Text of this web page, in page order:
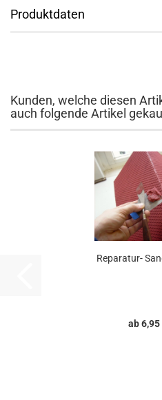
Produktdaten
Kunden, welche diesen
auch folgende Artikel
Reparatur-
ab 6,95